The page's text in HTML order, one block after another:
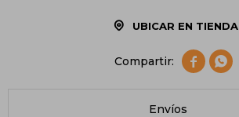
UBICAR EN TIENDA
 
Envíos